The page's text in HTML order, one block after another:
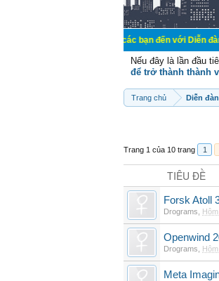
Chào mừng các bạn đến với Diễn đàn Cơ Điện
Nếu đây là lần đầu
để trở thành thành
Trang chủ Diễn đàn
Trang 1 của 10 trang 1
TIÊU ĐỀ
Forsk Atoll
Drograms
Openwind
Drograms
Meta